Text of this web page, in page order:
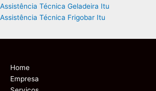
Assistência Técnica Geladeira Itu
Assistência Técnica Frigobar Itu
Home
Empresa